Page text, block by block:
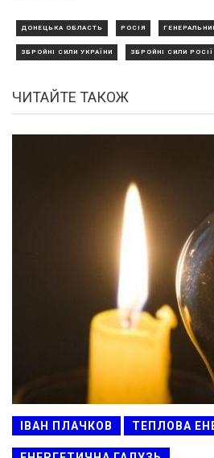
ДОНЕЦЬКА ОБЛАСТЬ РОСІЯ
ЗБРОЙНІ СИЛИ УКРАЇНИ ЗБРОЙНІ СИЛИ РОСІЇ
ЧИТАЙТЕ ТАКОЖ
ІВАН ПЛАЧКОВ ТЕПЛОВА